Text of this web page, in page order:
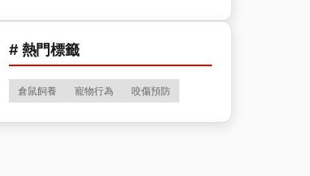
# 熱門標籤
倉鼠飼養 寵物行為 咬傷預防